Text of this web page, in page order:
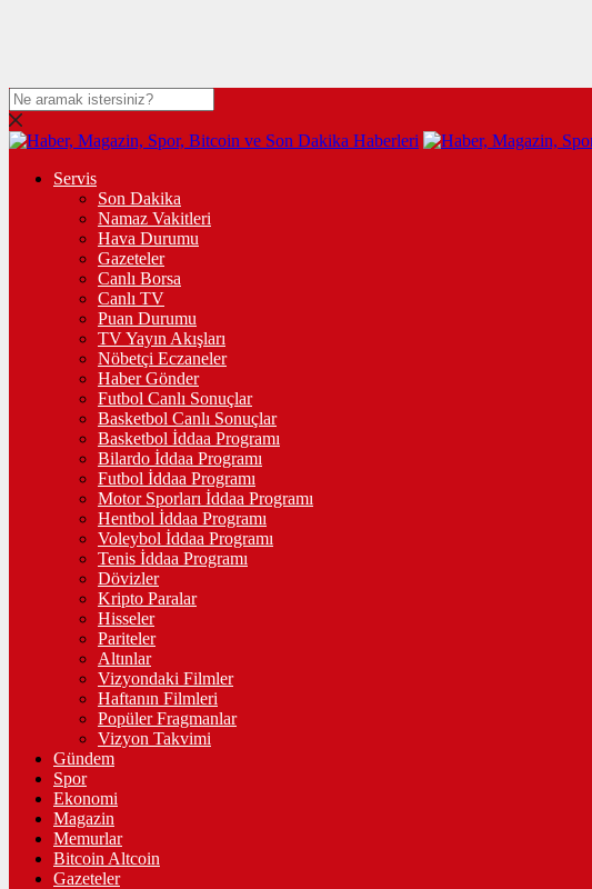
Servis
Son Dakika
Namaz Vakitleri
Hava Durumu
Gazeteler
Canlı Borsa
Canlı TV
Puan Durumu
TV Yayın Akışları
Nöbetçi Eczaneler
Haber Gönder
Futbol Canlı Sonuçlar
Basketbol Canlı Sonuçlar
Basketbol İddaa Programı
Bilardo İddaa Programı
Futbol İddaa Programı
Motor Sporları İddaa Programı
Hentbol İddaa Programı
Voleybol İddaa Programı
Tenis İddaa Programı
Dövizler
Kripto Paralar
Hisseler
Pariteler
Altınlar
Vizyondaki Filmler
Haftanın Filmleri
Popüler Fragmanlar
Vizyon Takvimi
Gündem
Spor
Ekonomi
Magazin
Memurlar
Bitcoin Altcoin
Gazeteler